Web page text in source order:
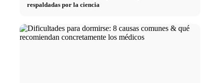
respaldadas por la ciencia